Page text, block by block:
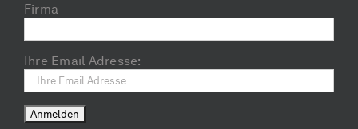
Firma
Ihre Email Adresse: